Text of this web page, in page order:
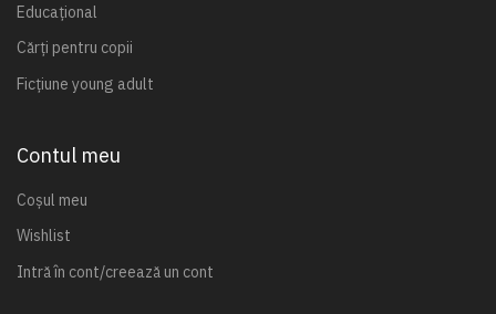
Educațional
Cărți pentru copii
Ficțiune young adult
Contul meu
Coșul meu
Wishlist
Intră în cont/creează un cont